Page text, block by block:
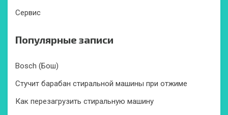
Сервис
Популярные записи
Bosch (Бош)
Стучит барабан стиральной машины при отжиме
Как перезагрузить стиральную машину